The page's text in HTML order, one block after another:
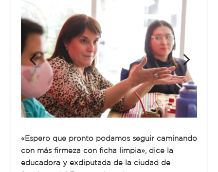
«Espero que pronto podamos seguir caminando
con más firmeza con ficha limpia», dice la
educadora y exdiputada de la ciudad de